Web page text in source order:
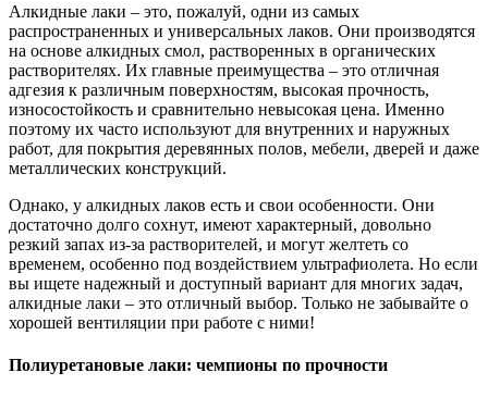
Алкидные лаки – это, пожалуй, одни из самых
распространенных и универсальных лаков. Они производятся
на основе алкидных смол, растворенных в органических
растворителях. Их главные преимущества – это отличная
адгезия к различным поверхностям, высокая прочность,
износостойкость и сравнительно невысокая цена. Именно
поэтому их часто используют для внутренних и наружных
работ, для покрытия деревянных полов, мебели, дверей и даже
металлических конструкций.
Однако, у алкидных лаков есть и свои особенности. Они
достаточно долго сохнут, имеют характерный, довольно
резкий запах из-за растворителей, и могут желтеть со
временем, особенно под воздействием ультрафиолета. Но если
вы ищете надежный и доступный вариант для многих задач,
алкидные лаки – это отличный выбор. Только не забывайте о
хорошей вентиляции при работе с ними!
Полиуретановые лаки: чемпионы по прочности